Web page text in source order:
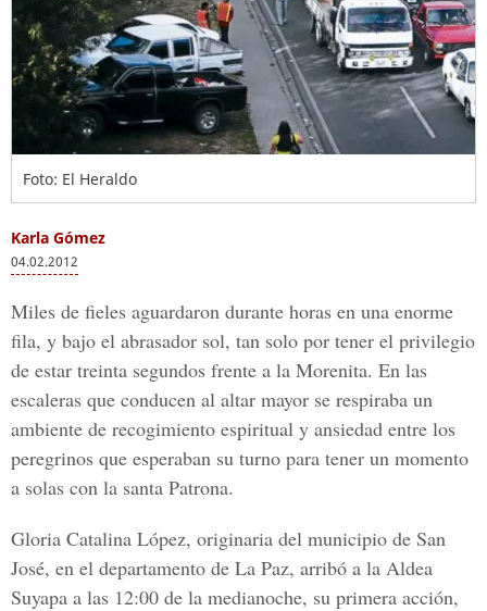
Foto: El Heraldo
Karla Gómez
04.02.2012
Miles de fieles aguardaron durante horas en una enorme
fila, y bajo el abrasador sol, tan solo por tener el privilegio
de estar treinta segundos frente a la Morenita. En las
escaleras que conducen al altar mayor se respiraba un
ambiente de recogimiento espiritual y ansiedad entre los
peregrinos que esperaban su turno para tener un momento
a solas con la santa Patrona.
Gloria Catalina López, originaria del municipio de San
José, en el departamento de La Paz, arribó a la Aldea
Suyapa a las 12:00 de la medianoche, su primera acción,